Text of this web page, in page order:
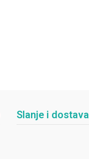
Slanje i dostava